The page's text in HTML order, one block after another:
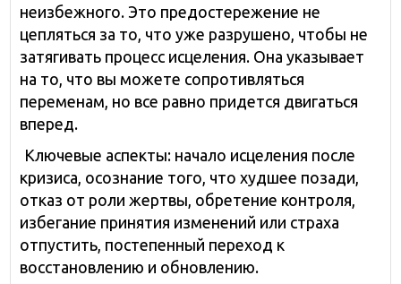
неизбежного. Это предостережение не
цепляться за то, что уже разрушено, чтобы не
затягивать процесс исцеления. Она указывает
на то, что вы можете сопротивляться
переменам, но все равно придется двигаться
вперед.
Ключевые аспекты: начало исцеления после
кризиса, осознание того, что худшее позади,
отказ от роли жертвы, обретение контроля,
избегание принятия изменений или страха
отпустить, постепенный переход к
восстановлению и обновлению.